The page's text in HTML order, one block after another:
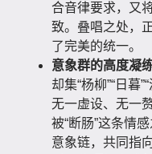
合音律要求，又
致。叠唱之处，
了完美的统一。
意象群的高度凝
却集“杨柳”“日暮
无一虚设、无一
被“断肠”这条情
意象链，共同指